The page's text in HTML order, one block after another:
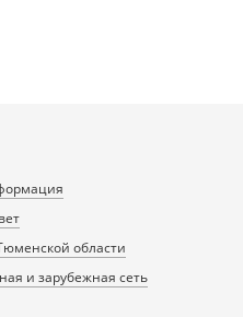
области
и зарубежная сеть